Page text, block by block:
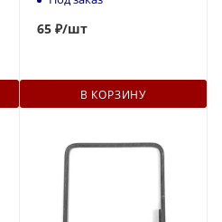
65 ₽/шт
В КОРЗИНУ